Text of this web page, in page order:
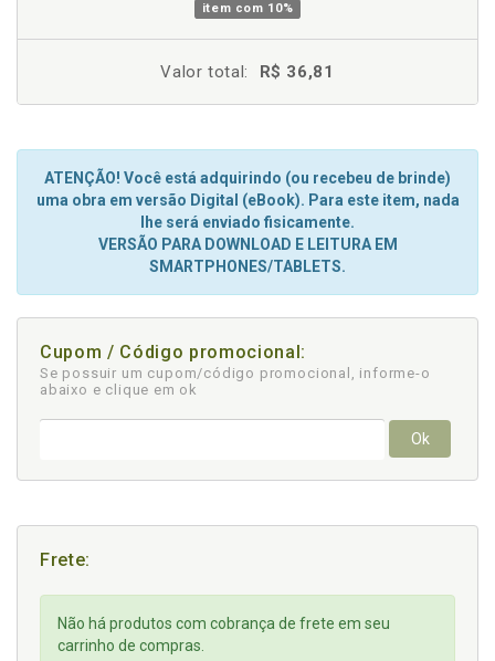
item com 10%
Valor total: R$ 36,81
ATENÇÃO! Você está adquirindo (ou recebeu de brinde)
uma obra em versão Digital (eBook). Para este item, nada
lhe será enviado fisicamente.
VERSÃO PARA DOWNLOAD E LEITURA EM
SMARTPHONES/TABLETS.
Cupom / Código promocional:
Se possuir um cupom/código promocional, informe-o
abaixo e clique em ok
Ok
Frete:
Não há produtos com cobrança de frete em seu
carrinho de compras.